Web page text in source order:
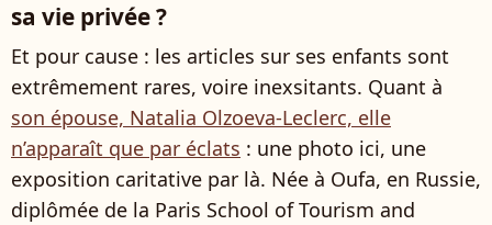
sa vie privée ?
Et pour cause : les articles sur ses enfants sont
extrêmement rares, voire inexsitants. Quant à
son épouse, Natalia Olzoeva-Leclerc, elle
n’apparaît que par éclats : une photo ici, une
exposition caritative par là. Née à Oufa, en Russie,
diplômée de la Paris School of Tourism and